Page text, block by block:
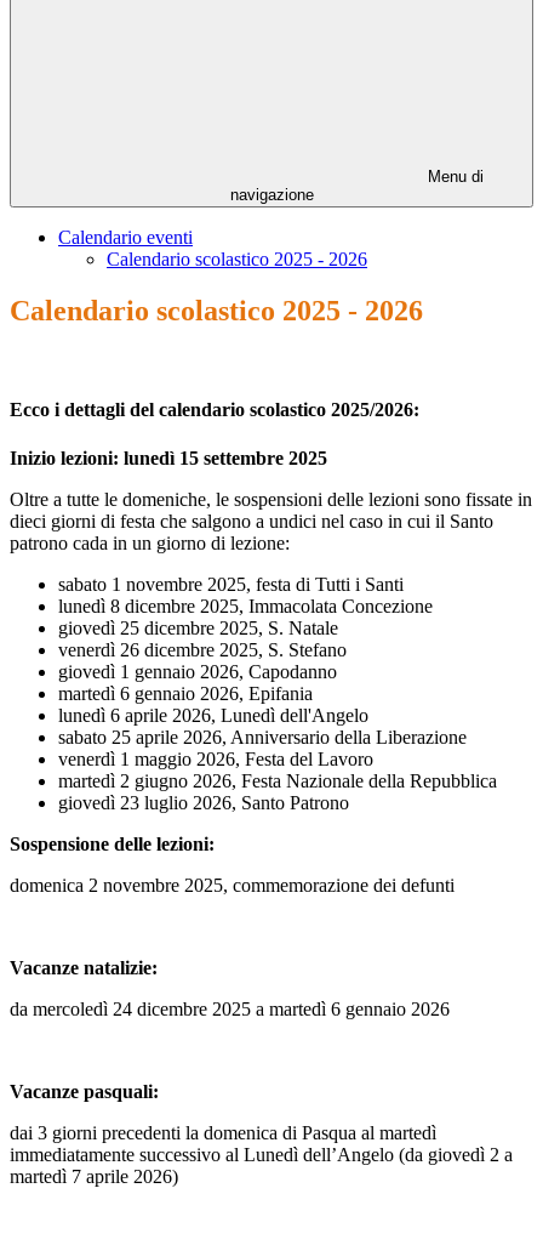
Menu di
navigazione
Calendario eventi
Calendario scolastico 2025 - 2026
Calendario scolastico 2025 - 2026
Ecco i dettagli del calendario scolastico 2025/2026:
Inizio lezioni: lunedì 15 settembre 2025
Oltre a tutte le domeniche, le sospensioni delle lezioni sono fissate in
dieci giorni di festa che salgono a undici nel caso in cui il Santo
patrono cada in un giorno di lezione:
sabato 1 novembre 2025, festa di Tutti i Santi
lunedì 8 dicembre 2025, Immacolata Concezione
giovedì 25 dicembre 2025, S. Natale
venerdì 26 dicembre 2025, S. Stefano
giovedì 1 gennaio 2026, Capodanno
martedì 6 gennaio 2026, Epifania
lunedì 6 aprile 2026, Lunedì dell'Angelo
sabato 25 aprile 2026, Anniversario della Liberazione
venerdì 1 maggio 2026, Festa del Lavoro
martedì 2 giugno 2026, Festa Nazionale della Repubblica
giovedì 23 luglio 2026, Santo Patrono
Sospensione delle lezioni:
domenica 2 novembre 2025, commemorazione dei defunti
Vacanze natalizie:
da mercoledì 24 dicembre 2025 a martedì 6 gennaio 2026
Vacanze pasquali:
dai 3 giorni precedenti la domenica di Pasqua al martedì
immediatamente successivo al Lunedì dell’Angelo (da giovedì 2 a
martedì 7 aprile 2026)